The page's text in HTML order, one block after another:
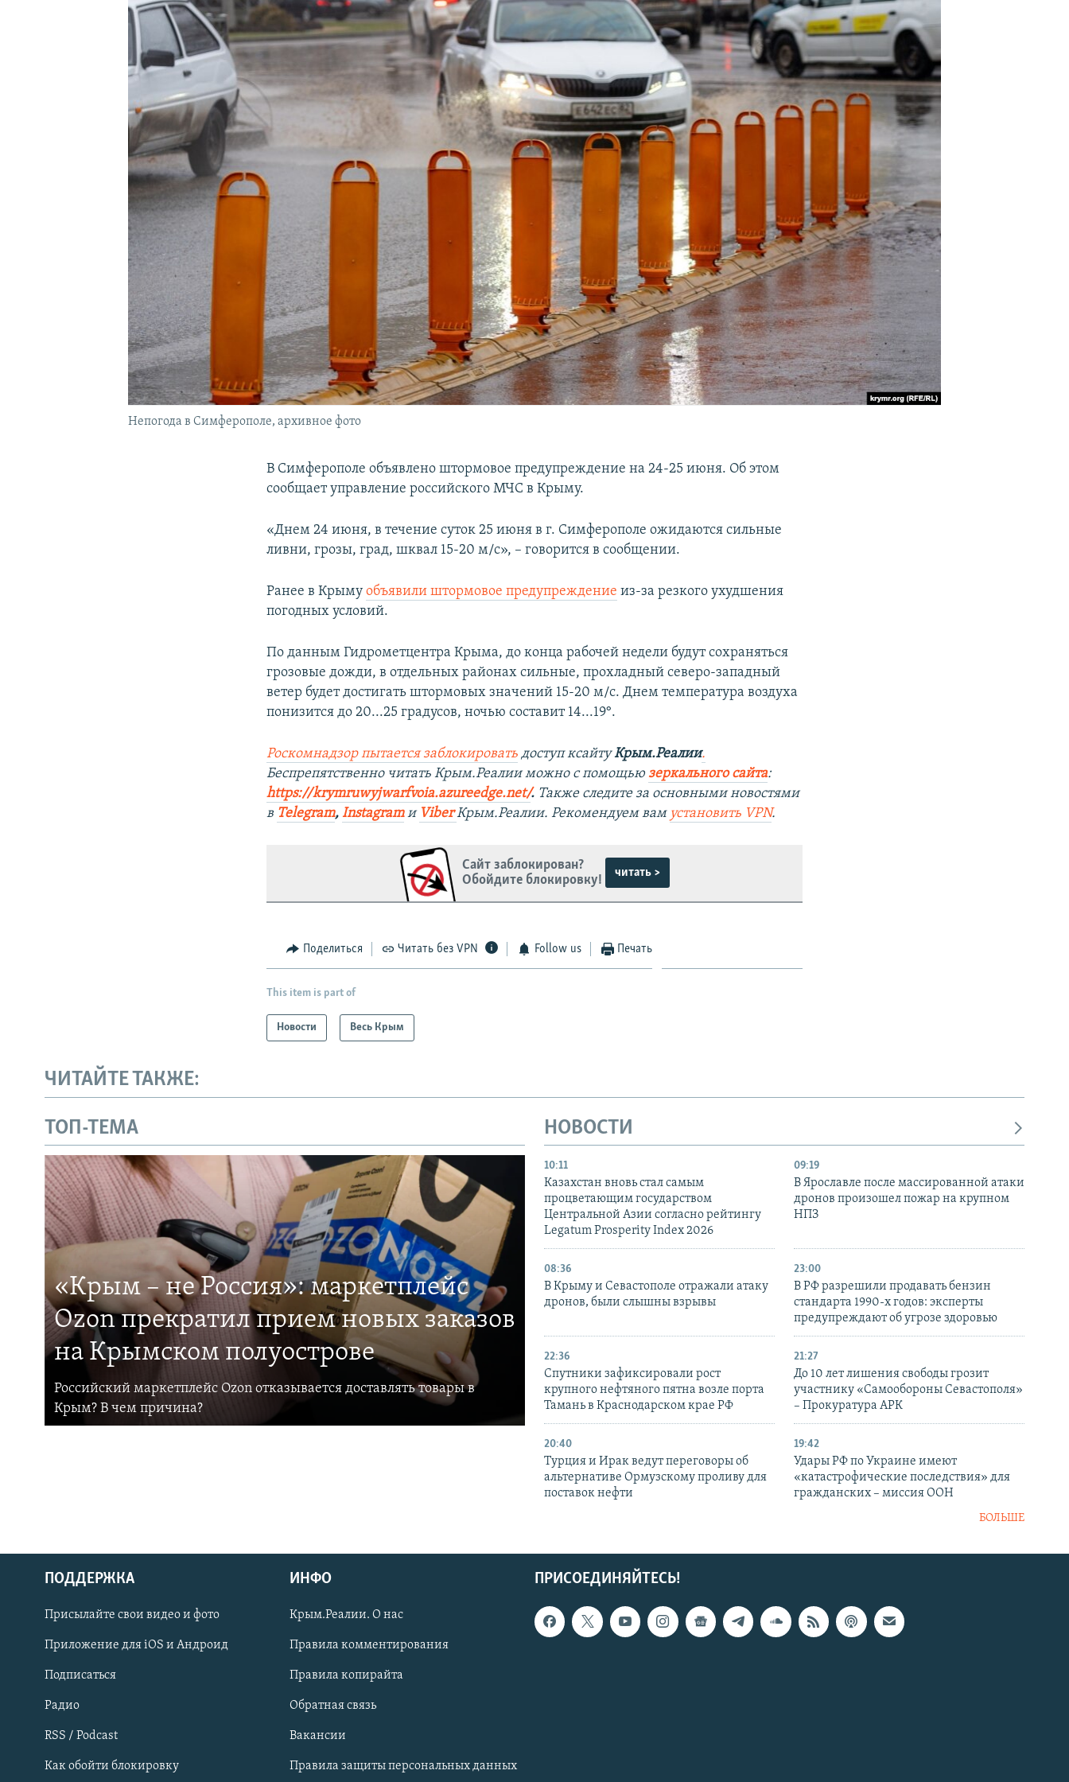
КРЫМ.НЕПОКОРЕННЫЙ
Українською
Qırımtatar
ПРИСОЕДИНЯЙТЕСЬ!
Непогода в Симферополе, архивное фото
В Симферополе объявлено штормовое предупреждение на 24-25 июня. Об этом
сообщает управление российского МЧС в Крыму.
«Днем 24 июня, в течение суток 25 июня в г. Симферополе ожидаются сильные
ливни, грозы, град, шквал 15-20 м/с», – говорится в сообщении.
Ранее в Крымуобъявили штормовое предупреждение из-за резкого ухудшения
погодных условий.
По данным Гидрометцентра Крыма, до конца рабочей недели будут сохраняться
грозовые дожди, в отдельных районах сильные, прохладный северо-западный
ветер будет достигать штормовых значений 15-20 м/с. Днем температура воздуха
понизится до 20...25 градусов, ночью составит 14...19°.
Роскомнадзор пытается заблокировать доступ ксайтуКрым.Реалии.
Беспрепятственно читать Крым.Реалии можно с помощьюзеркального сайта:
https://krymruwyjwarfvoia.azureedge.net/. Также следите за основными новостями
в Telegram, Instagram и ViberКрым.Реалии. Рекомендуем вам установить VPN.
Сайт заблокирован?
Обойдите блокировку!
читать >
Поделиться Читать без VPN Follow us Печать
This item is part of
Новости Весь Крым
ЧИТАЙТЕ ТАКЖЕ:
ТОП-ТЕМА
«Крым – не Россия»: маркетплейс
Ozon прекратил прием новых заказов
на Крымском полуострове
Российский маркетплейс Ozon отказывается доставлять товары в
Крым? В чем причина?
НОВОСТИ
10:11
Казахстан вновь стал самым
процветающим государством
Центральной Азии согласно рейтингу
Legatum Prosperity Index 2026
09:19
В Ярославле после массированной атаки
дронов произошел пожар на крупном
НПЗ
08:36
В Крыму и Севастополе отражали атаку
дронов, были слышны взрывы
23:00
В РФ разрешили продавать бензин
стандарта 1990-х годов: эксперты
предупреждают об угрозе здоровью
22:36
Спутники зафиксировали рост
крупного нефтяного пятна возле порта
Тамань в Краснодарском крае РФ
21:27
До 10 лет лишения свободы грозит
участнику «Самообороны Севастополя»
– Прокуратура АРК
20:40
Турция и Ирак ведут переговоры об
альтернативе Ормузскому проливу для
поставок нефти
19:42
Удары РФ по Украине имеют
«катастрофические последствия» для
гражданских – миссия ООН
БОЛЬШЕ
ПРИСОЕДИНЯЙТЕСЬ!
ПОДДЕРЖКА
Присылайте свои видео и фото
Приложение для iOS и Андроид
Подписаться
Радио
RSS / Podcast
Как обойти блокировку
ИНФО
Крым.Реалии. О нас
Правила комментирования
Правила копирайта
Обратная связь
Вакансии
Правила защиты персональных данных